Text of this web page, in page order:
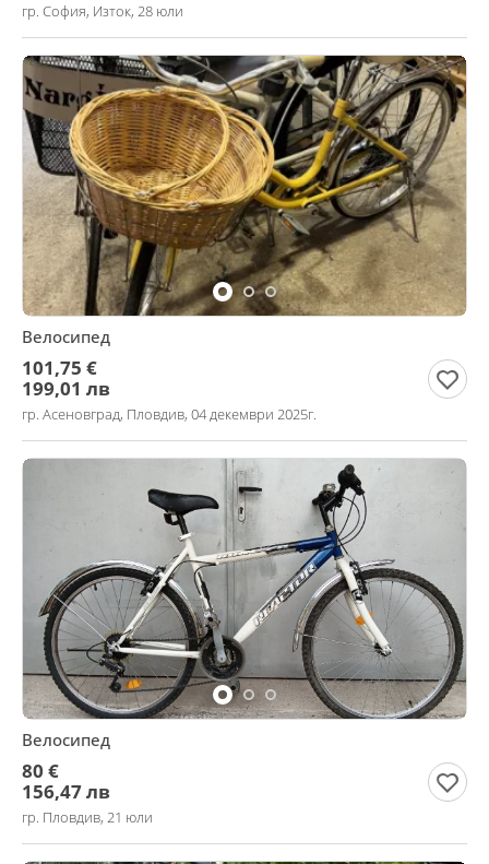
гр. София, Изток, 28 юли
Велосипед
101,75 €
199,01 лв
гр. Асеновград, Пловдив, 04 декември 2025г.
Велосипед
80 €
156,47 лв
гр. Пловдив, 21 юли